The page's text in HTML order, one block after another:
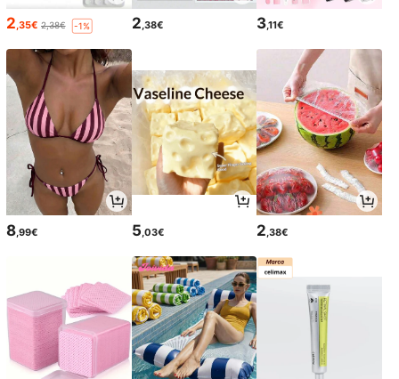
2,35€ 2,38€ -1% 2,38€ 3,11€
8 ,99€ 5 ,03€ 2 ,38€